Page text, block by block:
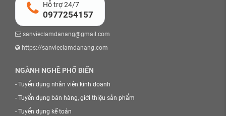
Hỗ trợ 24/7
0977254157
sanvieclamdanang@gmail.com
https://sanvieclamdanang.com
NGÀNH NGHỀ PHỔ BIẾN
- Tuyển dụng nhân viên kinh doanh
- Tuyển dụng bán hàng, giới thiệu sản phẩm
- Tuyển dụng kế toán